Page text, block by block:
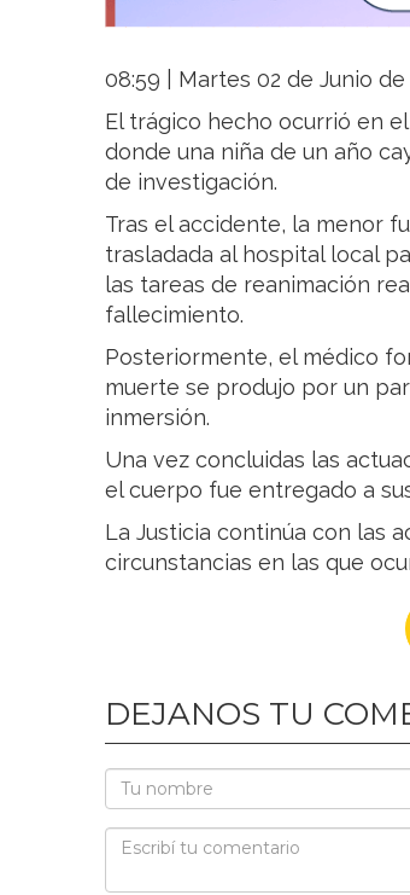
08:59 | Martes 02 de Junio
El trágico hecho ocurrió en
donde una niña de un año
de investigación.
Tras el accidente, la menor
trasladada al hospital local
las tareas de reanimación
fallecimiento.
Posteriormente, el médico
muerte se produjo por un
inmersión.
Una vez concluidas las
el cuerpo fue entregado a
La Justicia continúa con las
circunstancias en las que
DEJANOS TU